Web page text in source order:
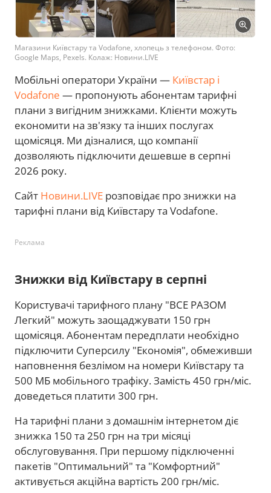
Магазини Київстару та Vodafone, хлопець з телефоном. Фото:
Google Maps, Pexels. Колаж: Новини.LIVE
Мобільні оператори України — Київстар і
Vodafone — пропонують абонентам тарифні
плани з вигідним знижками. Клієнти можуть
економити на зв'язку та інших послугах
щомісяця. Ми дізналися, що компанії
дозволяють підключити дешевше в серпні
2026 року.
Сайт Новини.LIVE розповідає про знижки на
тарифні плани від Київстару та Vodafone.
Реклама
Знижки від Київстару в серпні
Користувачі тарифного плану "ВСЕ РАЗОМ
Легкий" можуть заощаджувати 150 грн
щомісяця. Абонентам передплати необхідно
підключити Суперсилу "Економія", обмеживши
наповнення безлімом на номери Київстару та
500 МБ мобільного трафіку. Замість 450 грн/міс.
доведеться платити 300 грн.
На тарифні плани з домашнім інтернетом діє
знижка 150 та 250 грн на три місяці
обслуговування. При першому підключенні
пакетів "Оптимальний" та "Комфортний"
активується акційна вартість 200 грн/міс.